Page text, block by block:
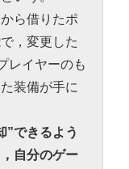
ら借りたポ
，変更した
レイヤーのも
装備が手に
”できるよう
自分のゲー